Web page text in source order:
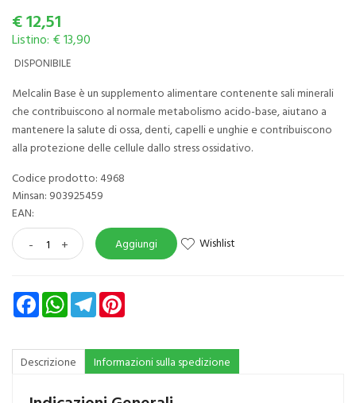
€12,51
Listino: € 13,90
DISPONIBILE
Melcalin Base è un supplemento alimentare contenente sali minerali
che contribuiscono al normale metabolismo acido-base, aiutano a
mantenere la salute di ossa, denti, capelli e unghie e contribuiscono
alla protezione delle cellule dallo stress ossidativo.
Codice prodotto: 4968
Minsan: 903925459
EAN:
- + Aggiungi Wishlist
FacebookWhatsAppTelegram
Descrizione Informazioni sulla spedizione